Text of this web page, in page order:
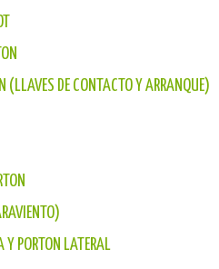
(LLAVES DE CONTACTO Y ARRANQUE)
Y PORTON LATERAL